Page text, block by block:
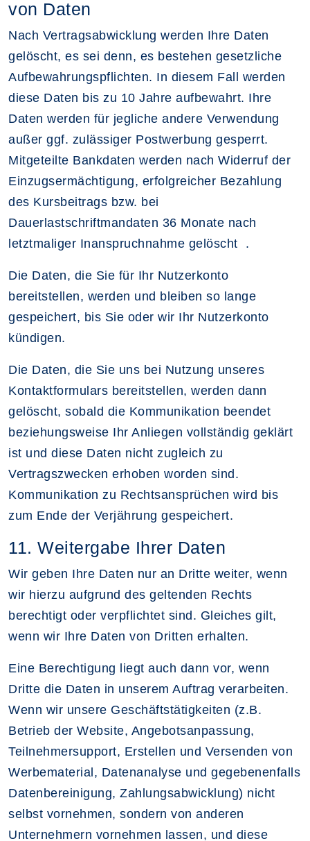
von Daten
Nach Vertragsabwicklung werden Ihre Daten
gelöscht, es sei denn, es bestehen gesetzliche
Aufbewahrungspflichten. In diesem Fall werden
diese Daten bis zu 10 Jahre aufbewahrt. Ihre
Daten werden für jegliche andere Verwendung
außer ggf. zulässiger Postwerbung gesperrt.
Mitgeteilte Bankdaten werden nach Widerruf der
Einzugsermächtigung, erfolgreicher Bezahlung
des Kursbeitrags bzw. bei
Dauerlastschriftmandaten 36 Monate nach
letztmaliger Inanspruchnahme gelöscht .
Die Daten, die Sie für Ihr Nutzerkonto
bereitstellen, werden und bleiben so lange
gespeichert, bis Sie oder wir Ihr Nutzerkonto
kündigen.
Die Daten, die Sie uns bei Nutzung unseres
Kontaktformulars bereitstellen, werden dann
gelöscht, sobald die Kommunikation beendet
beziehungsweise Ihr Anliegen vollständig geklärt
ist und diese Daten nicht zugleich zu
Vertragszwecken erhoben worden sind.
Kommunikation zu Rechtsansprüchen wird bis
zum Ende der Verjährung gespeichert.
11. Weitergabe Ihrer Daten
Wir geben Ihre Daten nur an Dritte weiter, wenn
wir hierzu aufgrund des geltenden Rechts
berechtigt oder verpflichtet sind. Gleiches gilt,
wenn wir Ihre Daten von Dritten erhalten.
Eine Berechtigung liegt auch dann vor, wenn
Dritte die Daten in unserem Auftrag verarbeiten.
Wenn wir unsere Geschäftstätigkeiten (z.B.
Betrieb der Website, Angebotsanpassung,
Teilnehmersupport, Erstellen und Versenden von
Werbematerial, Datenanalyse und gegebenenfalls
Datenbereinigung, Zahlungsabwicklung) nicht
selbst vornehmen, sondern von anderen
Unternehmern vornehmen lassen, und diese